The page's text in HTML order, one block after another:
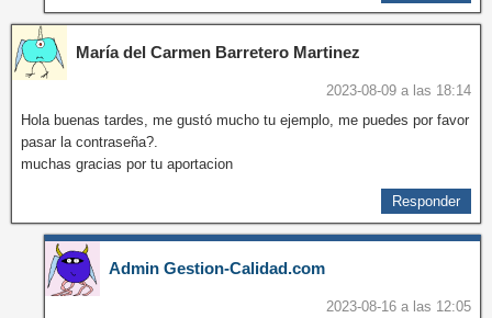
María del Carmen Barretero Martinez
2023-08-09 a las 18:14
Hola buenas tardes, me gustó mucho tu ejemplo, me puedes por favor
pasar la contraseña?.
muchas gracias por tu aportacion
Responder
Admin Gestion-Calidad.com
2023-08-16 a las 12:05